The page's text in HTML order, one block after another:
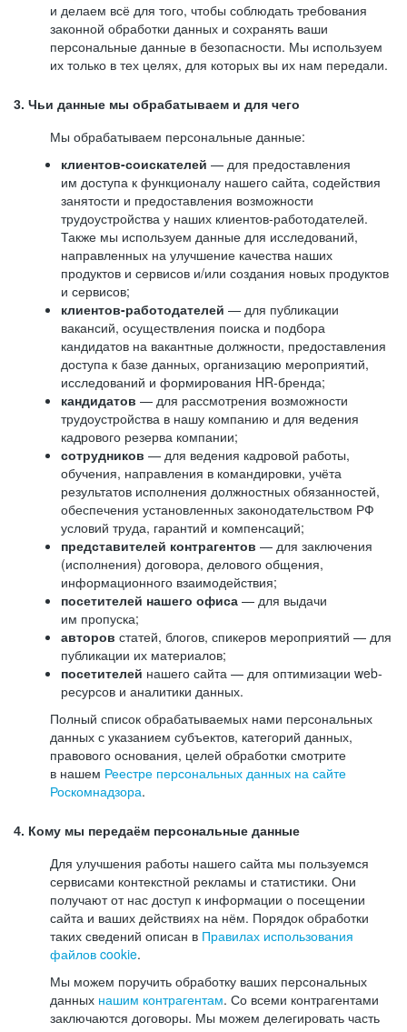
и делаем всё для того, чтобы соблюдать требования
законной обработки данных и сохранять ваши
персональные данные в безопасности. Мы используем
их только в тех целях, для которых вы их нам передали.
3. Чьи данные мы обрабатываем и для чего
Мы обрабатываем персональные данные:
клиентов-соискателей — для предоставления
им доступа к функционалу нашего сайта, содействия
занятости и предоставления возможности
трудоустройства у наших клиентов-работодателей.
Также мы используем данные для исследований,
направленных на улучшение качества наших
продуктов и сервисов и/или создания новых продуктов
и сервисов;
клиентов-работодателей — для публикации
вакансий, осуществления поиска и подбора
кандидатов на вакантные должности, предоставления
доступа к базе данных, организацию мероприятий,
исследований и формирования HR-бренда;
кандидатов — для рассмотрения возможности
трудоустройства в нашу компанию и для ведения
кадрового резерва компании;
сотрудников — для ведения кадровой работы,
обучения, направления в командировки, учёта
результатов исполнения должностных обязанностей,
обеспечения установленных законодательством РФ
условий труда, гарантий и компенсаций;
представителей контрагентов — для заключения
(исполнения) договора, делового общения,
информационного взаимодействия;
посетителей нашего офиса — для выдачи
им пропуска;
авторов статей, блогов, спикеров мероприятий — для
публикации их материалов;
посетителей нашего сайта — для оптимизации web-
ресурсов и аналитики данных.
Полный список обрабатываемых нами персональных
данных с указанием субъектов, категорий данных,
правового основания, целей обработки смотрите
в нашем Реестре персональных данных на сайте
Роскомнадзора.
4. Кому мы передаём персональные данные
Для улучшения работы нашего сайта мы пользуемся
сервисами контекстной рекламы и статистики. Они
получают от нас доступ к информации о посещении
сайта и ваших действиях на нём. Порядок обработки
таких сведений описан в Правилах использования
файлов cookie.
Мы можем поручить обработку ваших персональных
данных нашим контрагентам. Со всеми контрагентами
заключаются договоры. Мы можем делегировать часть